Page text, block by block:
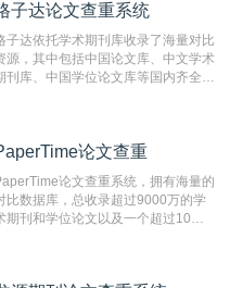
辑部检测来稿和已发表的文献,检测
时注意填写第一作者,才能排除已发
文献复制比。（限制字符数1万）
子达论文查重系统
子达依托学术期刊库收录了海量对比
源，其中包括中国论文库、中文学术
刊库、中国学位论文库等国内齐全的
统，可检测中文、英文两种语言的论
论文查重
论文查重系统，拥有海量的
比数据库，总收录超过9000万的学
期刊和学位论文以及一个超过10亿